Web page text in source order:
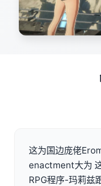
这为国边庞佬
enactment大为
RPG程序-玛莉兹